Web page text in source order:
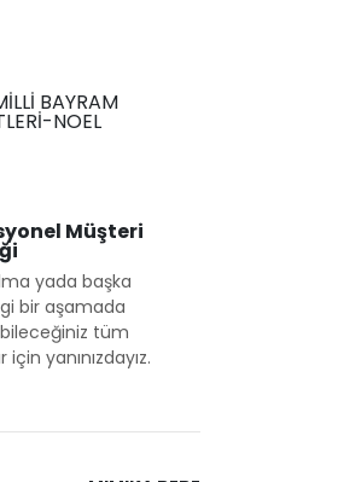
BAYRAM
NOEL
Müşteri
yada başka
bir aşamada
tüm
için yanınızdayız.